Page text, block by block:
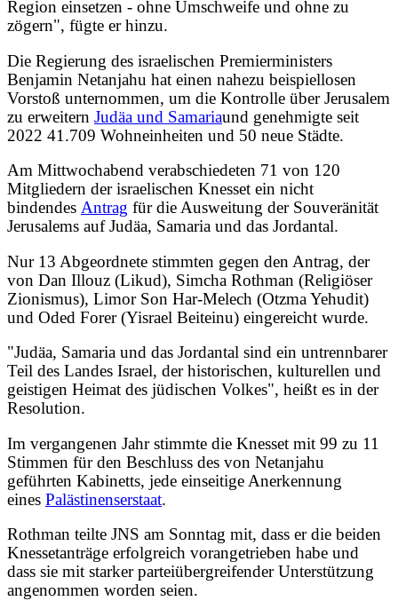
Region einsetzen - ohne Umschweife und ohne zu
zögern", fügte er hinzu.
Die Regierung des israelischen Premierministers
Benjamin Netanjahu hat einen nahezu beispiellosen
Vorstoß unternommen, um die Kontrolle über Jerusalem
zu erweitern Judäa und Samariaund genehmigte seit
2022 41.709 Wohneinheiten und 50 neue Städte.
Am Mittwochabend verabschiedeten 71 von 120
Mitgliedern der israelischen Knesset ein nicht
bindendes Antrag für die Ausweitung der Souveränität
Jerusalems auf Judäa, Samaria und das Jordantal.
Nur 13 Abgeordnete stimmten gegen den Antrag, der
von Dan Illouz (Likud), Simcha Rothman (Religiöser
Zionismus), Limor Son Har-Melech (Otzma Yehudit)
und Oded Forer (Yisrael Beiteinu) eingereicht wurde.
"Judäa, Samaria und das Jordantal sind ein untrennbarer
Teil des Landes Israel, der historischen, kulturellen und
geistigen Heimat des jüdischen Volkes", heißt es in der
Resolution.
Im vergangenen Jahr stimmte die Knesset mit 99 zu 11
Stimmen für den Beschluss des von Netanjahu
geführten Kabinetts, jede einseitige Anerkennung
eines Palästinenserstaat.
Rothman teilte JNS am Sonntag mit, dass er die beiden
Knessetanträge erfolgreich vorangetrieben habe und
dass sie mit starker parteiübergreifender Unterstützung
angenommen worden seien.